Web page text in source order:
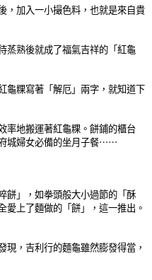
，加入一小撮色料，也就是來自貴
蒸熟後就成了福氣吉祥的「紅龜
龜粿寫著「解厄」兩字，就知道下
率地搬運著紅龜粿。餅鋪的櫃台
府城婦女必備的坐月子餐⋯⋯
餅」，如拳頭般大小過節的「酥
上了麵做的「餅」，這一推出。
，吉利行的麵龜雖然膨發得當，